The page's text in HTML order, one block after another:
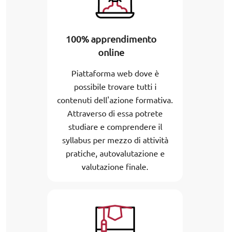
100% apprendimento
online
Piattaforma web dove è
possibile trovare tutti i
contenuti dell'azione formativa.
Attraverso di essa potrete
studiare e comprendere il
syllabus per mezzo di attività
pratiche, autovalutazione e
valutazione finale.